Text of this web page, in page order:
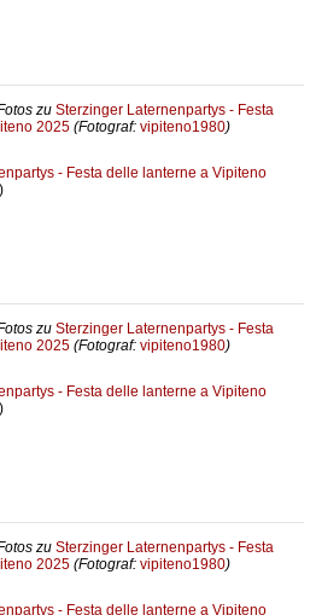
zu Sterzinger Laternenpartys - Festa
2025 (Fotograf: vipiteno1980)
- Festa delle lanterne a Vipiteno
zu Sterzinger Laternenpartys - Festa
2025 (Fotograf: vipiteno1980)
- Festa delle lanterne a Vipiteno
zu Sterzinger Laternenpartys - Festa
2025 (Fotograf: vipiteno1980)
- Festa delle lanterne a Vipiteno